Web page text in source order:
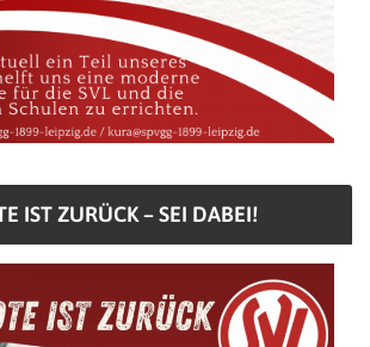
IST ZURÜCK – SEI DABEI!